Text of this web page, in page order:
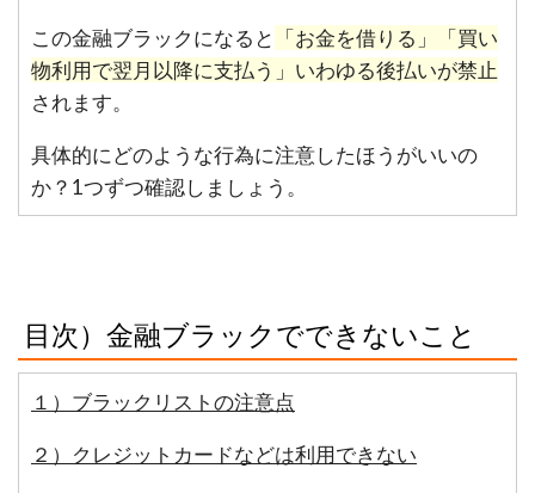
この金融ブラックになると
「お金を借りる」「買い
物利用で翌月以降に支払う」いわゆる後払いが禁止
されます。
具体的にどのような行為に注意したほうがいいの
か？1つずつ確認しましょう。
目次）金融ブラックでできないこと
１）ブラックリストの注意点
２）クレジットカードなどは利用できない